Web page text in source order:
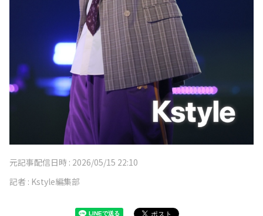
元記事配信日時 : 2026/05/15 22:10
記者 : Kstyle編集部